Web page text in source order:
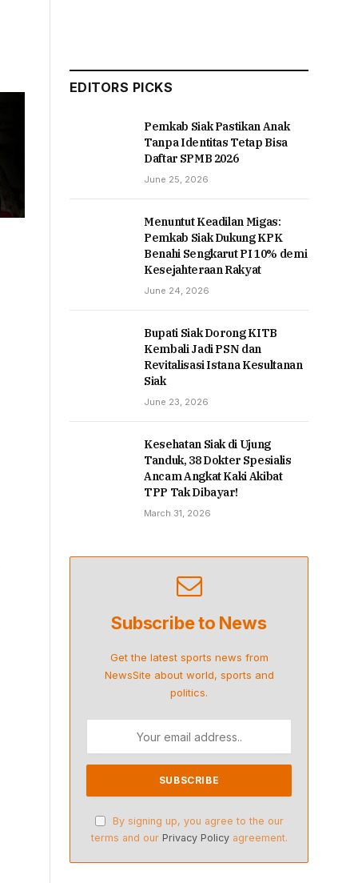
EDITORS PICKS
Pemkab Siak Pastikan Anak
Tanpa Identitas Tetap Bisa
Daftar SPMB 2026
June 25, 2026
Menuntut Keadilan Migas:
Pemkab Siak Dukung KPK
Benahi Sengkarut PI 10% demi
Kesejahteraan Rakyat
June 24, 2026
Bupati Siak Dorong KITB
Kembali Jadi PSN dan
Revitalisasi Istana Kesultanan
Siak
June 23, 2026
Kesehatan Siak di Ujung
Tanduk, 38 Dokter Spesialis
Ancam Angkat Kaki Akibat
TPP Tak Dibayar!
March 31, 2026
Subscribe to News
Get the latest sports news from
NewsSite about world, sports and
politics.
By signing up, you agree to the our
terms and our Privacy Policyagreement.